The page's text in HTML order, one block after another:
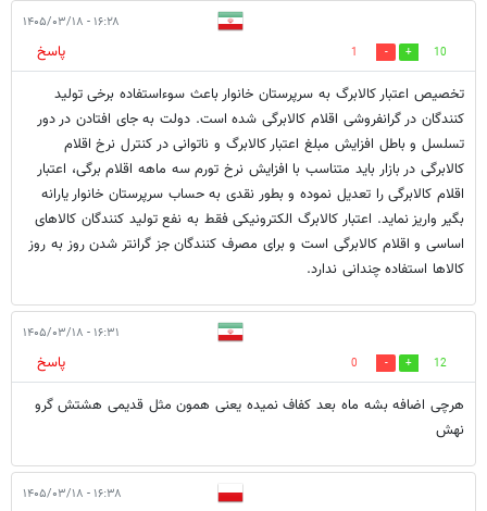
۱۶:۲۸ - ۱۴۰۵/۰۳/۱۸
10
1
پاسخ
تخصیص اعتبار کالابرگ به سرپرستان خانوار باعث سوءاستفاده برخی تولید
کنندگان در گرانفروشی اقلام کالابرگی شده است. دولت به جای افتادن در دور
تسلسل و باطل افزایش مبلغ اعتبار کالابرگ و ناتوانی در کنترل نرخ اقلام
کالابرگی در بازار باید متناسب با افزایش نرخ تورم سه ماهه اقلام برگی، اعتبار
اقلام کالابرگی را تعدیل نموده و بطور نقدی به حساب سرپرستان خانوار یارانه
بگیر واریز نماید. اعتبار کالابرگ الکترونیکی فقط به نفع تولید کنندگان کالاهای
اساسی و اقلام کالابرگی است و برای مصرف کنندگان جز گرانتر شدن روز به روز
کالاها استفاده چندانی ندارد.
۱۶:۳۱ - ۱۴۰۵/۰۳/۱۸
12
0
پاسخ
هرچی اضافه بشه ماه بعد کفاف نمیده یعنی همون مثل قدیمی هشتش گرو
نهش
۱۶:۳۸ - ۱۴۰۵/۰۳/۱۸